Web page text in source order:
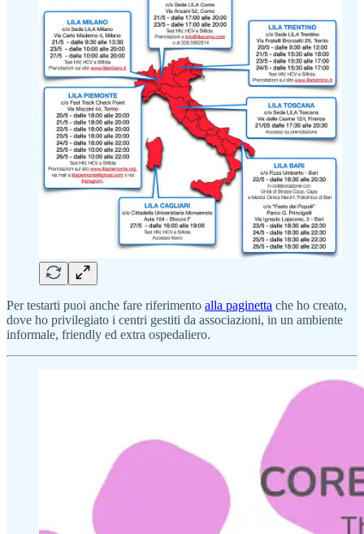
Per testarti puoi anche fare riferimento alla paginetta che ho creato,
dove ho privilegiato i centri gestiti da associazioni, in un ambiente
informale, friendly ed extra ospedaliero.